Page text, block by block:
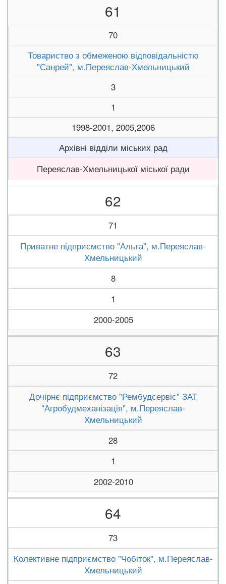
61
70
Товариство з обмеженою відповідальністю
"Санрей", м.Переяслав-Хмельницький
3
1
1998-2001, 2005,2006
Архівні відділи міських рад
Переяслав-Хмельницької міської ради
62
71
Приватне підприємство "Альта", м.Переяслав-
Хмельницький
8
1
2000-2005
63
72
Дочірнє підприємство "Рембудсервіс" ЗАТ
"Агробудмеханізація", м.Переяслав-
Хмельницький
28
1
2002-2010
64
73
Колективне підприємство "Чобіток", м.Переяслав-
Хмельницький